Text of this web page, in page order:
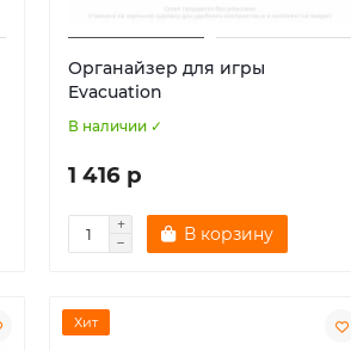
Органайзер для игры
Evacuation
В наличии ✓
1 416 р
В корзину
Хит